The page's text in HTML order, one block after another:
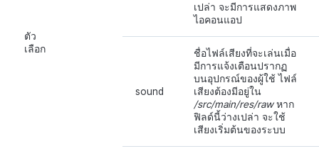
ตัว
เลือก
เปล่า จะมีการแสดงภาพ
ไอคอนแอป
sound
ชื่อไฟล์เสียงที่จะเล่นเมื่อ
มีการแจ้งเตือนปรากฏ
บนอุปกรณ์ของผู้ใช้ ไฟล์
เสียงต้องมีอยู่ใน
/src/main/res/rawหาก
ฟิลด์นี้ว่างเปล่า จะใช้
เสียงเริ่มต้นของระบบ